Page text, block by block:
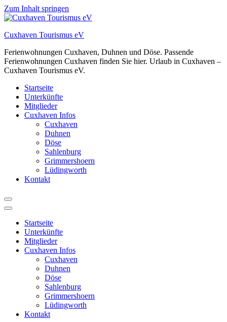
Zum Inhalt springen
Cuxhaven Tourismus eV
Ferienwohnungen Cuxhaven, Duhnen und Döse. Passende
Ferienwohnungen Cuxhaven finden Sie hier. Urlaub in Cuxhaven –
Cuxhaven Tourismus eV.
Startseite
Unterkünfte
Mitglieder
Cuxhaven Infos
Cuxhaven
Duhnen
Döse
Sahlenburg
Grimmershoern
Lüdingworth
Kontakt
Startseite
Unterkünfte
Mitglieder
Cuxhaven Infos
Cuxhaven
Duhnen
Döse
Sahlenburg
Grimmershoern
Lüdingworth
Kontakt